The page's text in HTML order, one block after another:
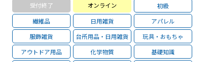
受付終了 オンライン
初級
繊維品
日用雑貨
アパレル
服飾雑貨
台所用品・日用雑貨
玩具・おもちゃ
アウトドア用品
化学物質 基礎知識